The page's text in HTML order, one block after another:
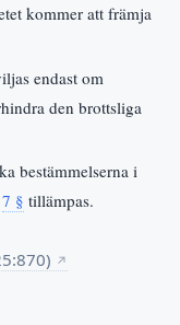
kommer att främja
endast om
den brottsliga
bestämmelserna i
7 § tillämpas.
↗